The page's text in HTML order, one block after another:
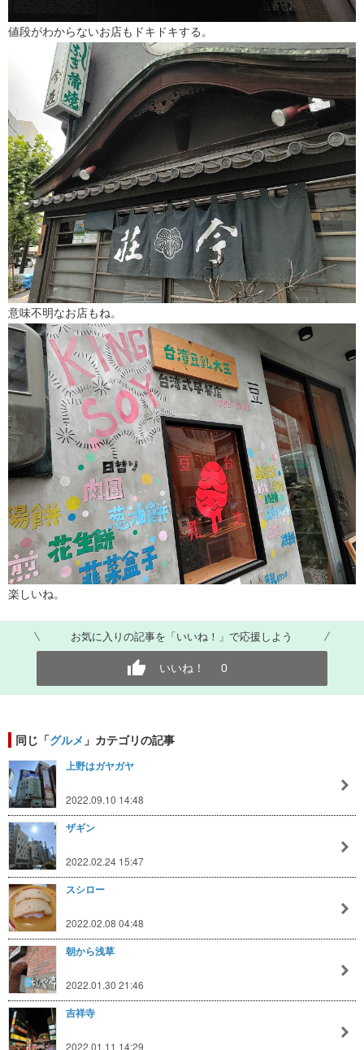
値段がわからないお店もドキドキする。
意味不明なお店もね。
楽しいね。
お気に入りの記事を「いいね！」で応援しよう
いいね！ 0
同じ「グルメ 」カテゴリの記事
上野はガヤガヤ
2022.09.10 14:48
ザギン
2022.02.24 15:47
スシロー
2022.02.08 04:48
朝から浅草
2022.01.30 21:46
吉祥寺
2022.01.11 14:29